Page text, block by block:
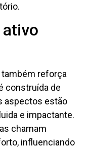
também reforça
construída de
aspectos estão
e impactante.
chamam
influenciando